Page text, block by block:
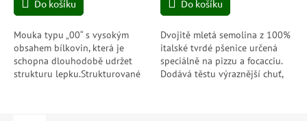
5
hvězdiček.
Do košíku
Mouka typu „00“ s vysokým
obsahem bílkovin, která je
schopna dlouhodobě udržet
strukturu lepku.Strukturované
5
hvězdiček.
Do košíku
Dvojitě mletá semolina z 100%
italské tvrdé pšenice určená
speciálně na pizzu a focacciu.
Dodává těstu výraznější chuť,